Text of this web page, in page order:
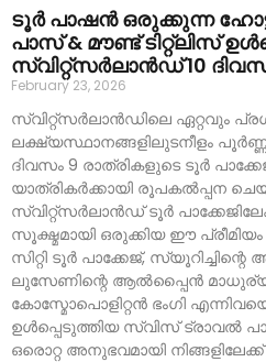
ടൂർ പാഷൻ ഒരുക്കുന്ന
പാസ് & മൗണ്ട് ടിറ്റ്ലിസ്
സ്വിറ്റ്സർലാൻഡ് 10
February 23, 2026
സ്വിറ്റ്സർലാൻഡിലെ ഏറ്റവും
ലക്ഷ്യസ്ഥാനങ്ങളിലുടനീളം
ദിവസം 9 രാത്രികളുടെ ടൂർ
യാത്രികർക്കായി രൂപകൽപ്പന
സ്വിറ്റ്സർലാൻഡ് ടൂർ
സൂക്ഷ്മമായി ഒരുക്കിയ ഈ
സിറ്റി ടൂർ പാക്കേജ്,
ലുസേണിന്റെ ആൽപ്പൈൻ
കോസ്മോപൊളിറ്റൻ ഭംഗി
ഉൾപ്പെടുത്തിയ സ്വിസ് ട്രാവൽ
ഒരൊറ്റ അനുഭവമായി നിങ്ങളിലേക്ക്